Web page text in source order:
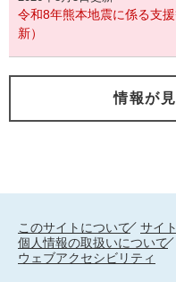
令和8年熊本地震に係る支
新）
情報が
このサイトについて
サイ
個人情報の取扱いについて
ウェブアクセシビリティ